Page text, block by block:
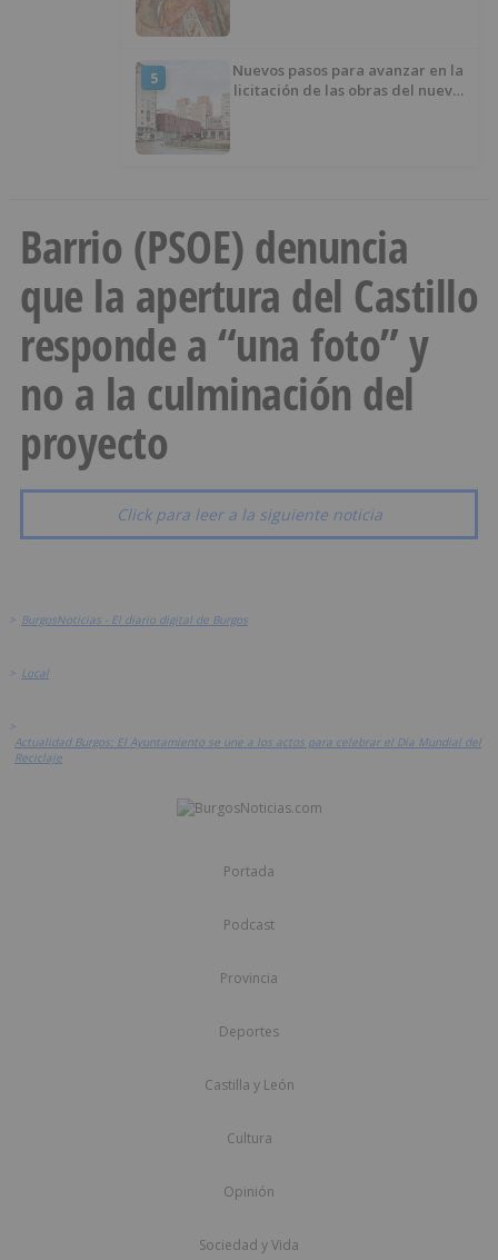
5
Nuevos pasos para avanzar en la
licitación de las obras del nuevo
Barrio (PSOE) denuncia
que la apertura del Castillo
responde a “una foto” y
no a la culminación del
proyecto
Click para leer a la siguiente noticia
> BurgosNoticias - El diario digital de Burgos
> Local
>
Actualidad Burgos: El Ayuntamiento se une a los actos para celebrar el Día Mundial del
Reciclaje
Portada
Podcast
Provincia
Deportes
Castilla y León
Cultura
Opinión
Sociedad y Vida